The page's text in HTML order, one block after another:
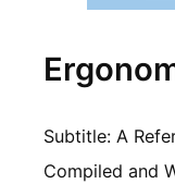
Subtitle: A
Compiled and